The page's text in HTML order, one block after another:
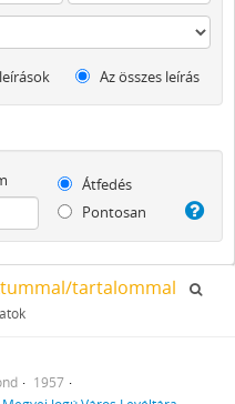
Az összes leírás
Átfedés
Pontosan
tartalommal
1957